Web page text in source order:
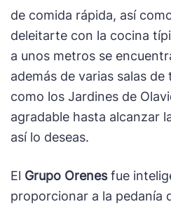
de comida rápida, así
deleitarte con la cocina
a unos metros se
además de varias salas
como los Jardines de
agradable hasta alcanzar
así lo deseas.
El Grupo Orenesfue
proporcionar a la pedanía